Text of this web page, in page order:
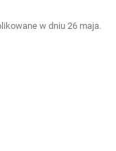
w dniu 26 maja.